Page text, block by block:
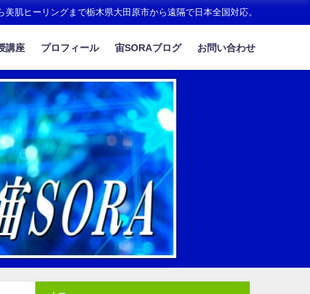
肌ヒーリングまで栃木県大田原市から遠隔で日本全国対応。
講座 プロフィール 宙SORAブログ お問い合わせ